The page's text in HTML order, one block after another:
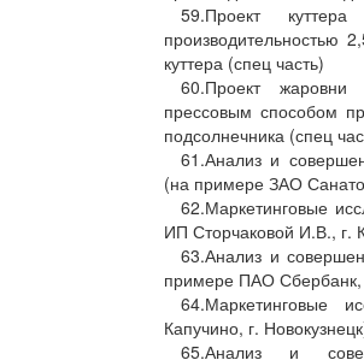
59.Проект
производительностью
куттера (спец часть)
60.Проект жаровни
прессовым способом
подсолнечника (спец
61.Анализ и
(на примере ЗАО
62.Маркетинговые
ИП Сторчаковой И.В., г.
63.Анализ и
примере ПАО Сбербанк,
64.Маркетинговые
Капучино, г.
65.Анализ и